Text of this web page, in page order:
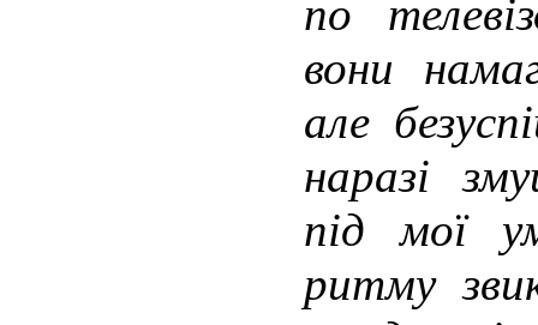
по
вони
але
наразі
під мої
ритму